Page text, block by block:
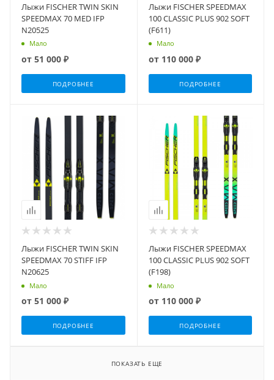
Лыжи FISCHER TWIN SKIN
SPEEDMAX 70 MED IFP
N20525
Мало
от 51 000 ₽
ПОДРОБНЕЕ
Лыжи FISCHER SPEEDMAX
100 CLASSIC PLUS 902 SOFT
(F611)
Мало
от 110 000 ₽
ПОДРОБНЕЕ
Лыжи FISCHER TWIN SKIN
SPEEDMAX 70 STIFF IFP
N20625
Мало
от 51 000 ₽
ПОДРОБНЕЕ
Лыжи FISCHER SPEEDMAX
100 CLASSIC PLUS 902 SOFT
(F198)
Мало
от 110 000 ₽
ПОДРОБНЕЕ
ПОКАЗАТЬ ЕЩЕ